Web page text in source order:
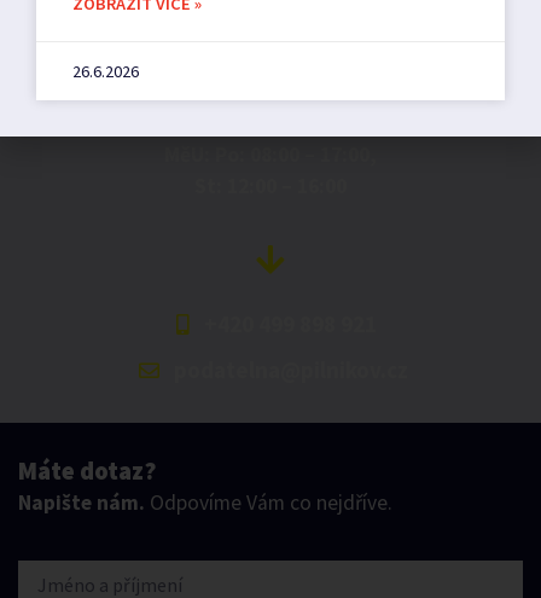
Město Pilníkov
Máte dotaz?
Napište nám. Odpovíme Vám co nejdříve.
26.6.2026